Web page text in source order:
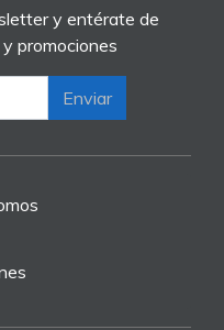
y entérate de
promociones
Enviar